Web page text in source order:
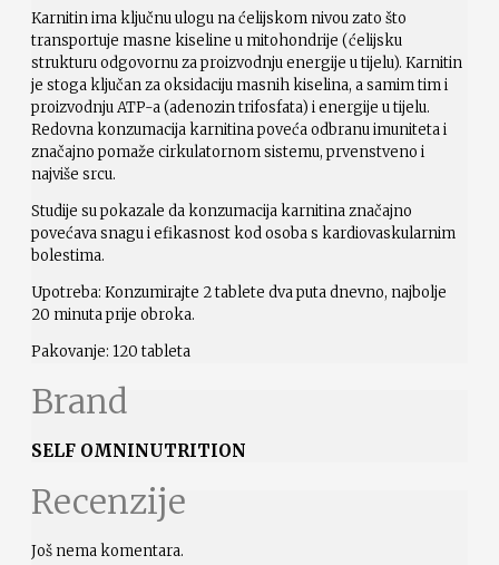
Karnitin ima ključnu ulogu na ćelijskom nivou zato što
transportuje masne kiseline u mitohondrije (ćelijsku
strukturu odgovornu za proizvodnju energije u tijelu). Karnitin
je stoga ključan za oksidaciju masnih kiselina, a samim tim i
proizvodnju ATP-a (adenozin trifosfata) i energije u tijelu.
Redovna konzumacija karnitina poveća odbranu imuniteta i
značajno pomaže cirkulatornom sistemu, prvenstveno i
najviše srcu.
Studije su pokazale da konzumacija karnitina značajno
povećava snagu i efikasnost kod osoba s kardiovaskularnim
bolestima.
Upotreba: Konzumirajte 2 tablete dva puta dnevno, najbolje
20 minuta prije obroka.
Pakovanje: 120 tableta
Brand
SELF OMNINUTRITION
Recenzije
Još nema komentara.